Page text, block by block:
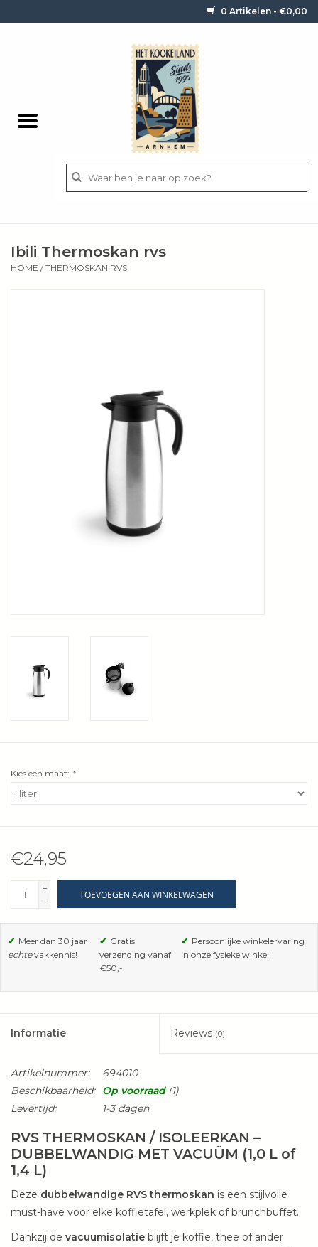
0 Artikelen - €0,00
Bestek
Ibili Thermoskan rvs
HOME /THERMOSKAN RVS
Kies een maat: *
€24,95
+
-
TOEVOEGEN AAN WINKELWAGEN
✔ Meer dan 30 jaar
echtevakkennis!
✔ Gratis
verzending vanaf
€50,-
✔ Persoonlijke winkelervaring
in onze fysieke winkel
Informatie Reviews (0)
Artikelnummer:
694010
Beschikbaarheid:
Op voorraad(1)
Levertijd:
1-3 dagen
RVS THERMOSKAN / ISOLEERKAN –
DUBBELWANDIG MET VACUÜM (1,0 L of
1,4 L)
Deze dubbelwandige RVS thermoskan is een stijlvolle
must-have voor elke koffietafel, werkplek of brunchbuffet.
Dankzij de vacuumisolatie blijft je koffie, thee of ander